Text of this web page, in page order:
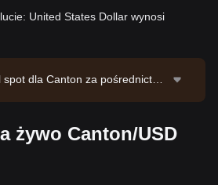
United States Dollar wynosi
dla Canton za pośrednictwe
Canton ma kapitalizację r
i podaż w obi
CC. Źródło danych: giełda Bit
żywo Canton/USD